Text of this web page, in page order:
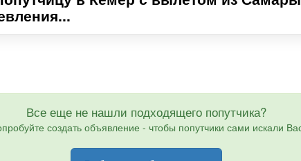
Все еще не нашли подходящего попутчика?
создать объявление - чтобы попутчики сами искали